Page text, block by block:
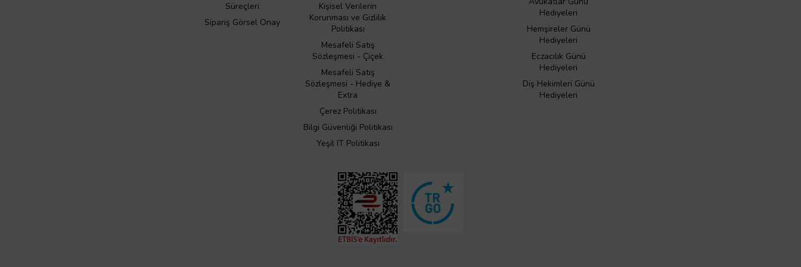
Süreçleri
Sipariş Görsel Onay
Kişisel Verilerin
Korunması ve Gizlilik
Politikası
Mesafeli Satış
Sözleşmesi - Çiçek
Mesafeli Satış
Sözleşmesi - Hediye &
Extra
Çerez Politikası
Bilgi Güvenliği Politikası
Yeşil IT Politikası
Hediyeleri
Hemşireler Günü
Hediyeleri
Eczacılık Günü
Hediyeleri
Diş Hekimleri Günü
Hediyeleri